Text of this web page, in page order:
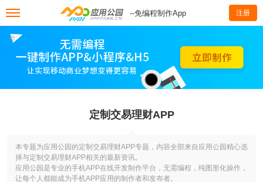
--免编程制作App 注册
定制交易理财APP
本专题为应用公园的定制交易理财APP专题，内容全部来自应用公园精心选
择与定制交易理财APP相关的最新资讯。
应用公园是专业的手机APP在线开发制作平台，无需编程，纯图形化操作，
让每个人都能成为手机APP应用的制作者和发布者。